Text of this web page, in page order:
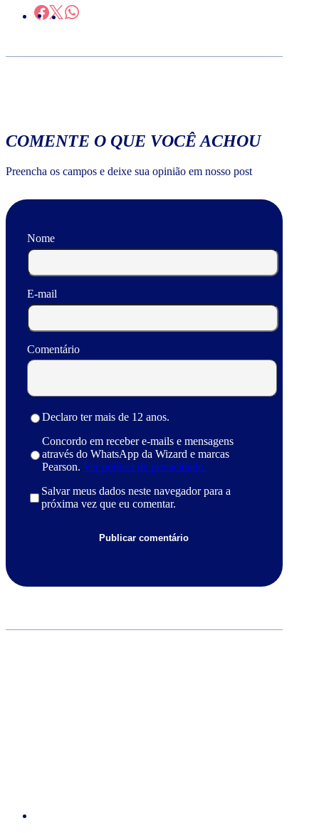
COMENTE O QUE VOCÊ ACHOU
Preencha os campos e deixe sua opinião em nosso post
Nome
E-mail
Comentário
Declaro ter mais de 12 anos.
Concordo em receber e-mails e mensagens
através do WhatsApp da Wizard e marcas
Pearson. Ver política de privacidade.
Salvar meus dados neste navegador para a
próxima vez que eu comentar.